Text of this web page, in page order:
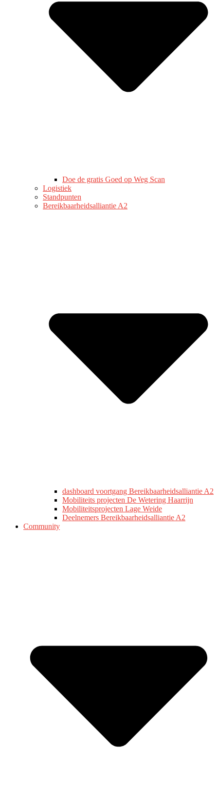
Doe de gratis Goed op Weg Scan
Logistiek
Standpunten
Bereikbaarheidsalliantie A2
dashboard voortgang Bereikbaarheidsalliantie A2
Mobiliteits projecten De Wetering Haarrijn
Mobiliteitsprojecten Lage Weide
Deelnemers Bereikbaarheidsalliantie A2
Community